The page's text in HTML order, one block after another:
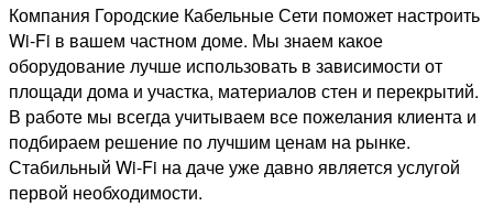
Компания Городские Кабельные Сети поможет настроить
Wi-Fi в вашем частном доме. Мы знаем какое
оборудование лучше использовать в зависимости от
площади дома и участка, материалов стен и перекрытий.
В работе мы всегда учитываем все пожелания клиента и
подбираем решение по лучшим ценам на рынке.
Стабильный Wi-Fi на даче уже давно является услугой
первой необходимости.